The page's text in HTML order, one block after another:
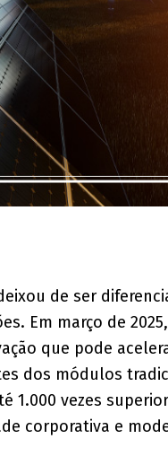
de ser
Em março de
que pode
dos módulos
1.000 vezes
corporativa e